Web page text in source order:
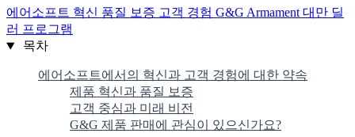
에어소프트 혁신 품질 보증 고객 경험 G&G Armament대만 딜
러 프로그램
목차
에어소프트에서의 혁신과 고객 경험에 대한 약속
제품 혁신과 품질 보증
고객 중심과 미래 비전
G&G 제품 판매에 관심이 있으신가요?